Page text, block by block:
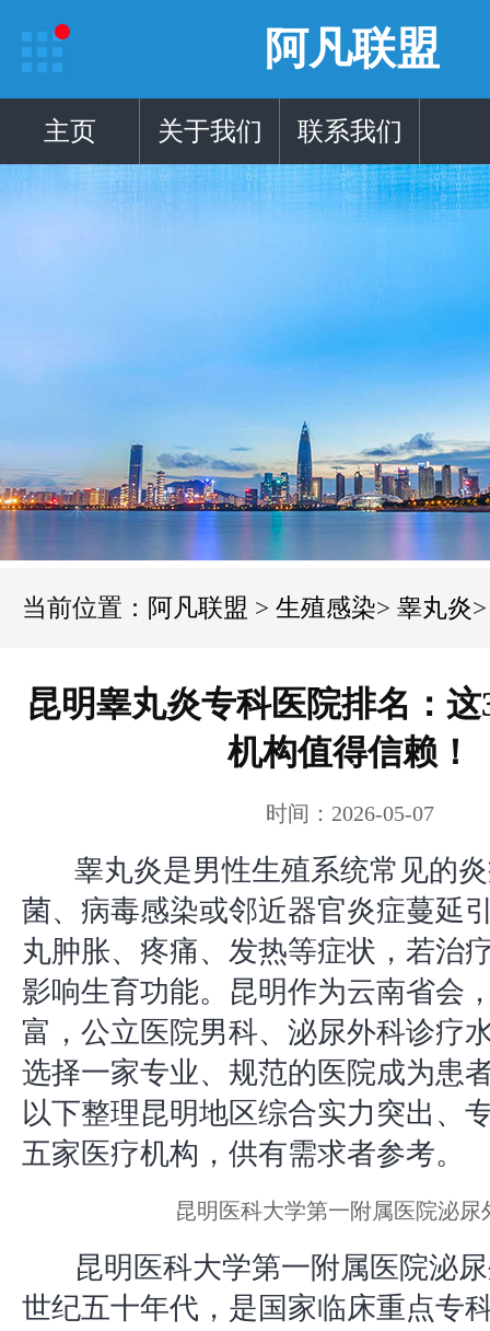
阿凡联盟
主页 关于我们 联系我们
当前位置： 阿凡联盟 > 生殖感染> 睾丸炎>
昆明睾丸炎专科医院排名：
机构值得信赖！
时间：2026-05-07
睾丸炎是男性生殖系统常见的
菌、病毒感染或邻近器官炎症蔓延
丸肿胀、疼痛、发热等症状，若治
影响生育功能。昆明作为云南省会
富，公立医院男科、泌尿外科诊疗
选择一家专业、规范的医院成为患
以下整理昆明地区综合实力突出、
五家医疗机构，供有需求者参考。
昆明医科大学第一附属医院泌尿
昆明医科大学第一附属医院泌
世纪五十年代，是国家临床重点专